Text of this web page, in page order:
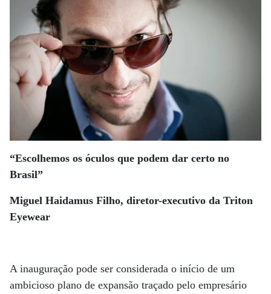
“Escolhemos os óculos que podem dar certo no
Brasil”
Miguel Haidamus Filho, diretor-executivo da Triton
Eyewear
A inauguração pode ser considerada o início de um
ambicioso plano de expansão traçado pelo empresário